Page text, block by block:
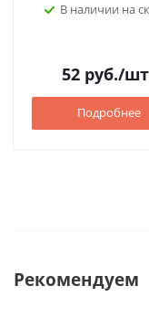
В наличии на
52 руб./шт
Подробнее
Рекомендуем